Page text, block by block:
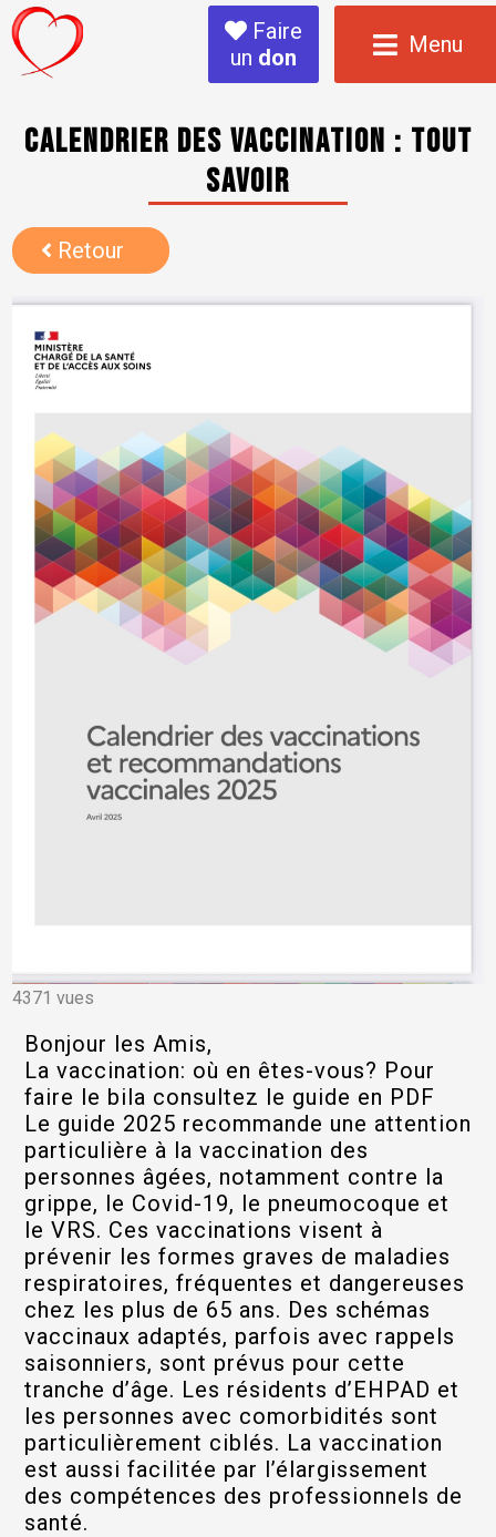
Faire
un don Menu
Calendrier des vaccination : tout
savoir
Retour
4371 vues
Bonjour les Amis,
La vaccination: où en êtes-vous? Pour
faire le bila consultez le guide en PDF
Le guide 2025 recommande une attention
particulière à la vaccination des
personnes âgées, notamment contre la
grippe, le Covid-19, le pneumocoque et
le VRS. Ces vaccinations visent à
prévenir les formes graves de maladies
respiratoires, fréquentes et dangereuses
chez les plus de 65 ans. Des schémas
vaccinaux adaptés, parfois avec rappels
saisonniers, sont prévus pour cette
tranche d’âge. Les résidents d’EHPAD et
les personnes avec comorbidités sont
particulièrement ciblés. La vaccination
est aussi facilitée par l’élargissement
des compétences des professionnels de
santé.